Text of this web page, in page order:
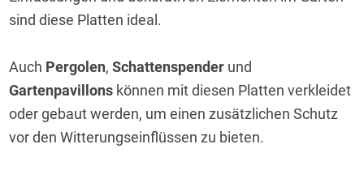
sind diese Platten ideal.
Auch Pergolen, Schattenspender
Gartenpavillons können mit diesen Platten verkleidet
oder gebaut werden, um einen zusätzlichen Schutz
vor den Witterungseinflüssen zu bieten.